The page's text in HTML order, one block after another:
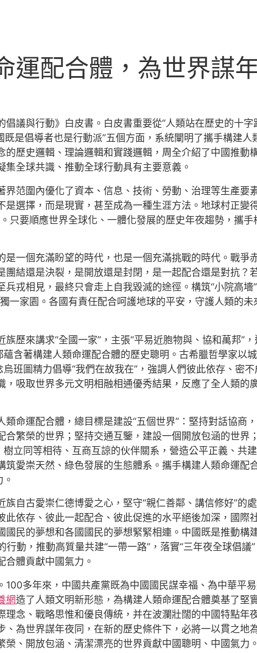
運配合體，為世界謀
議與行動》白皮書。白皮書重要從“人類站在歷史的十字
是倡導者也是行動派”五個方面，系統闡明了攜手構建
歷史邏輯、理論邏輯和實踐邏輯，周全介紹了中國推動
全球共識、推動全球行動具有主要意義。
范圍內優化了資本、信息、技術、勞動、治理等生產要
選擇，而是現實，甚至成為一種生涯方法。地球村正變
只要順應世界全球化、一體化發展的歷史年夜趨勢，攜
一個充滿盼望的時代，也是一個充滿挑戰的時代。戰爭
結還是決裂，是開放還是封閉，是一起配合還是對抗？
戎相見，最終只會走上自我毀滅的途徑。構筑“小院高墻
一家園。各國有責任配合呵護地球的平安，守護人類的
歷來講求“全國一家”，主張“平易近胞物與、協和萬邦”
含著構建人類命運配合體的歷史聰明。古希臘哲學家以
班圖精力倡導“我們在故我在”，強調人們彼此依存、密
吸取世界多元文明相融相通優秀結果，反應了全人類的
命運配合體，總目標是建設“五個世界”：堅持對話協商
繁榮的世界；堅持交通互鑒，建設一個開放包涵的世界
立同等相待、互商互諒的伙伴關系，營造公平正義、共
愛崇天然、綠色發展的生態體系。攜手構建人類命運配
自古愛崇仁德博愛之心，堅守“親仁善鄰、講信修好”的
依存、彼此一起配合、彼此促進的水平絕後加深，國際
國民的夢想和各國國民的夢想緊緊相連。中國既是推動構
動，推動高質量共建“一帶一路”，落實“三年夜全球倡議
體貢獻中國氣力。
多年來，中國共產黨既為中國國民謀幸福、為中華平
網造了人類文明新形態，為構建人類命運配合體奠基了堅
念、戰略思惟和優良傳統，并在波瀾壯闊的中國特點年
為世界謀年夜同，在新的歷史條件下，必將一以貫之地
、開放包涵、清潔漂亮的世界貢獻中國聰明、中國氣力。